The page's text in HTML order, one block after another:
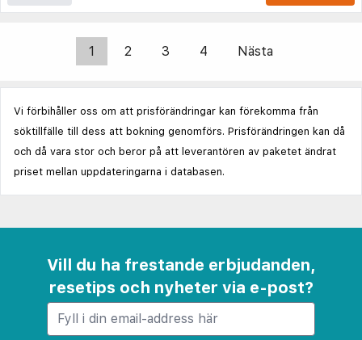
1 2 3 4 Nästa
Vi förbihåller oss om att prisförändringar kan förekomma från
söktillfälle till dess att bokning genomförs. Prisförändringen kan då
och då vara stor och beror på att leverantören av paketet ändrat
priset mellan uppdateringarna i databasen.
Vill du ha frestande erbjudanden,
resetips och nyheter via e-post?